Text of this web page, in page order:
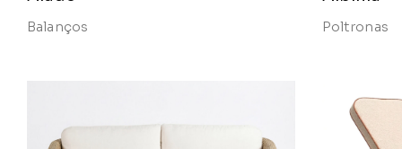
Balanços Poltronas